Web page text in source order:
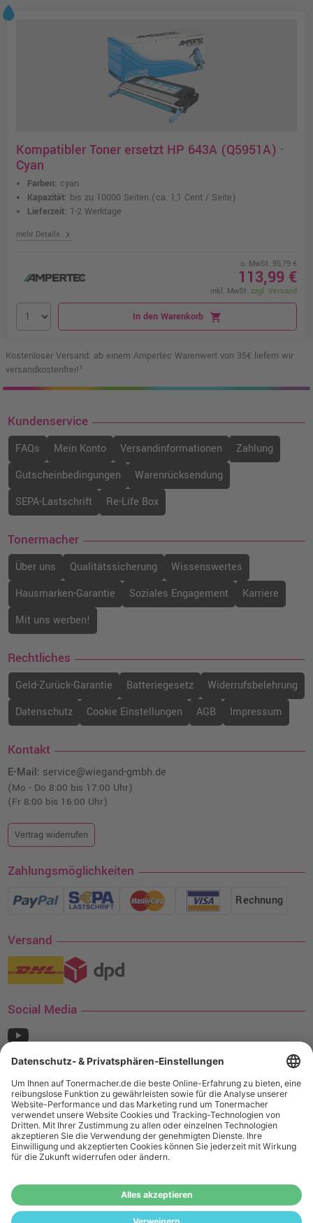
Kompatibler Toner ersetzt HP 643A (Q5951A) ·
Cyan
Farben: cyan
Kapazität: bis zu 10000 Seiten (ca. 1,1 Cent / Seite)
Lieferzeit: 1-2 Werktage
mehr Details chevron_right
o. MwSt. 95,79 €
113,99 €
inkl. MwSt. zzgl. Versand
In den Warenkorb shopping_cart
Kostenloser Versand: ab einem Ampertec Warenwert von 35€ liefern wir
versandkostenfrei!¹
Kundenservice
FAQs Mein Konto Versandinformationen
Zahlung
Gutscheinbedingungen
Warenrücksendung
SEPA-Lastschrift
Re-Life Box
Tonermacher
Über uns Qualitätssicherung
Wissenswertes
Hausmarken-Garantie
Soziales Engagement
Karriere
Mit uns werben!
Rechtliches
Geld-Zurück-Garantie Batteriegesetz
Widerrufsbelehrung
Datenschutz
Cookie Einstellungen AGB Impressum
Kontakt
E-Mail: service@wiegand-gmbh.de
(Mo - Do 8:00 bis 17:00 Uhr)
(Fr 8:00 bis 16:00 Uhr)
Vertrag widerrufen
Zahlungsmöglichkeiten
Rechnung
Versand
Social Media
¹ Nur gültig für den Versand innerhalb Deutschlands. Befindet sich ein Warenwert
von mindestens 35€ (inkl. Mwst.) an Ampertec Artikeln in Ihrem Warenkorb, ist der
Versand für Sie kostenfrei.